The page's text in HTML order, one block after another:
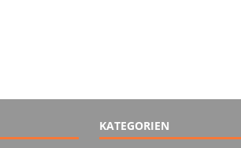
KATEGORIEN